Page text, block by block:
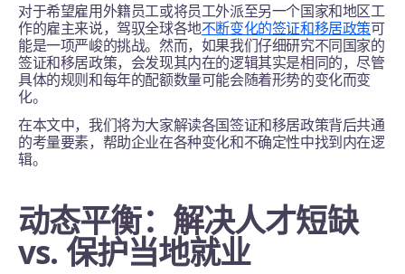
对于希望雇用外籍员工或将员工外派至另一个国家和地区工
作的雇主来说，驾驭全球各地不断变化的签证和移居政策可
能是一项严峻的挑战。然而，如果我们仔细研究不同国家的
签证和移居政策，会发现其内在的逻辑其实是相同的，尽管
具体的规则和每年的配额数量可能会随着形势的变化而变
化。
在本文中，我们将为大家解读各国签证和移居政策背后共通
的考量要素，帮助企业在各种变化和不确定性中找到内在逻
辑。
动态平衡：解决人才短缺
vs. 保护当地就业